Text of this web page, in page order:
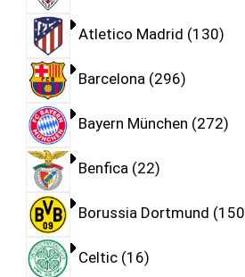
Atletico Madrid 130
Barcelona 296
Bayern München 272
Benfica 22
Borussia Dortmund 150
Celtic 16